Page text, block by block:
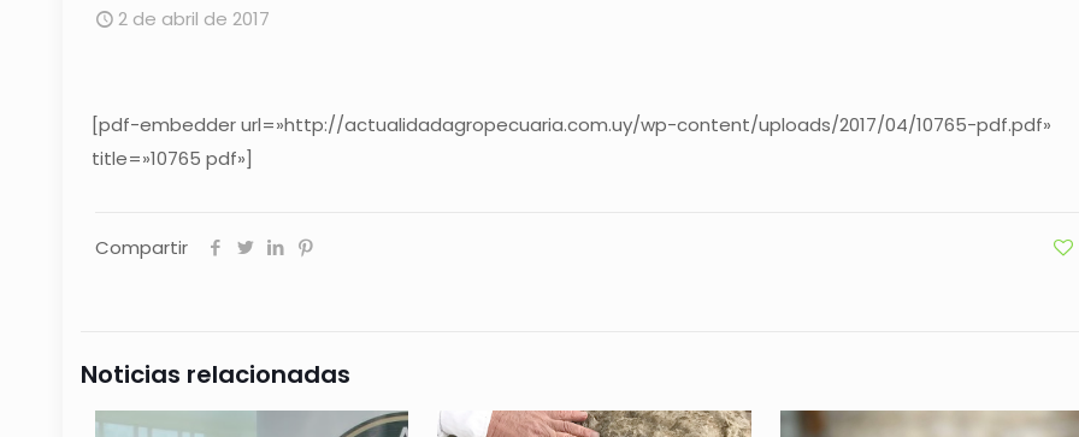
2 de abril de 2017
[pdf-embedder url=»http://actualidadagropecuaria.com.uy/wp-content/uploads/2017/04/10765-pdf.pdf»
title=»10765 pdf»]
Compartir
Noticias relacionadas